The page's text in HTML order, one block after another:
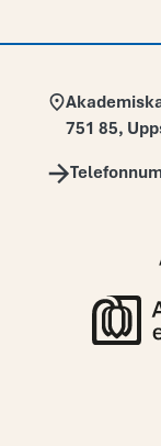
751 85,
Telefon: